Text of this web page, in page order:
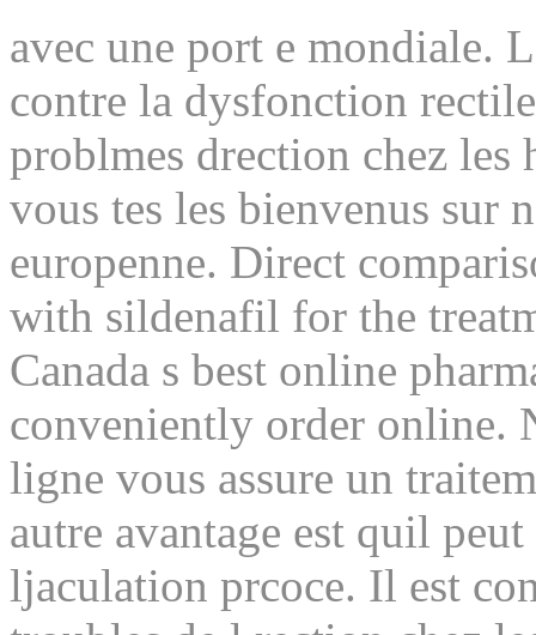
avec une port e mondiale.
contre la dysfonction
problmes drection chez les
vous tes les bienvenus sur
europenne. Direct
with sildenafil for the
Canada s best online
conveniently order online.
ligne vous assure un
autre avantage est quil
ljaculation prcoce. Il est